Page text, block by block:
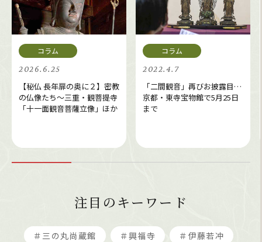
2026.6.25
【秘仏 長年扉の奥に２】密教
の仏像たち～三重・観菩提寺
「十一面観音菩薩立像」ほか
2022.4.7
「二間観音」再びお披露目…
京都・東寺宝物館で5月25日
まで
注目のキーワード
＃三の丸尚蔵館 ＃興福寺 ＃伊藤若冲